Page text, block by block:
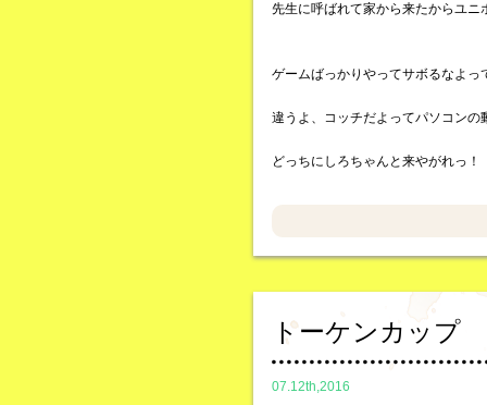
先生に呼ばれて家から来たからユニ
ゲームばっかりやってサボるなよ
違うよ、コッチだよってパソコンの
どっちにしろちゃんと来やがれっ！
トーケンカップ
07.12th,2016